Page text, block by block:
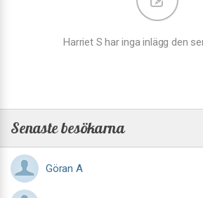
Harriet S har inga inlägg den
Senaste besökarna
Göran A